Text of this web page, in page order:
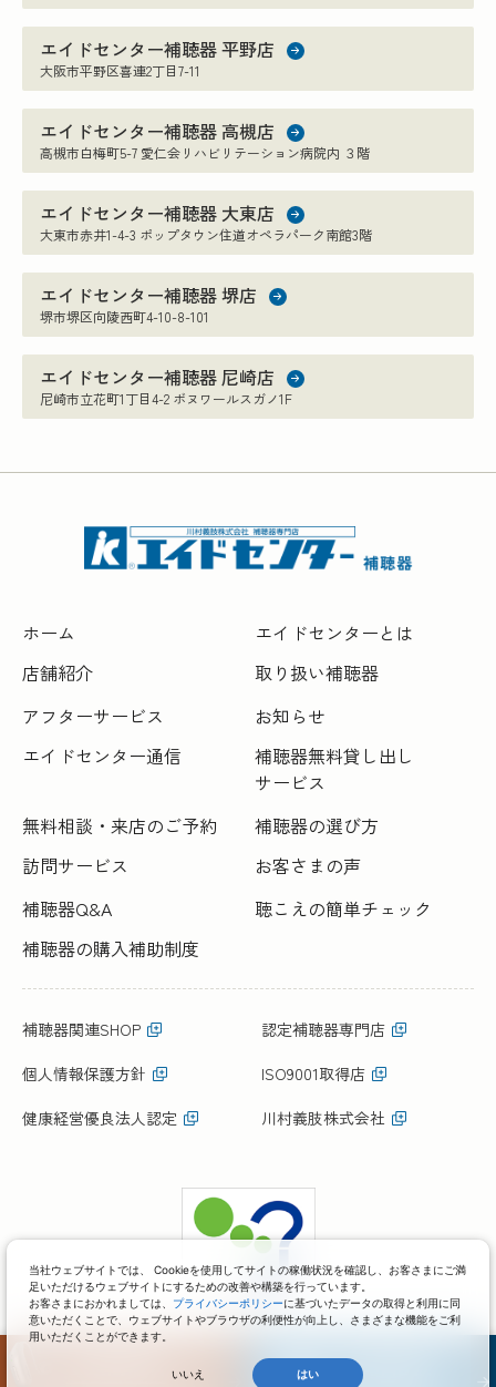
エイドセンター補聴器 平野店
大阪市平野区喜連2丁目7-11
エイドセンター補聴器 高槻店
高槻市白梅町5-7 愛仁会リハビリテーション病院内 ３階
エイドセンター補聴器 大東店
大東市赤井1-4-3 ポップタウン住道オペラパーク南館3階
エイドセンター補聴器 堺店
堺市堺区向陵西町4-10-8-101
エイドセンター補聴器 尼崎店
尼崎市立花町1丁目4-2 ボヌワールスガノ1F
ホーム
エイドセンターとは
店舗紹介
取り扱い補聴器
アフターサービス
お知らせ
エイドセンター通信
補聴器無料貸し出し
サービス
無料相談・来店のご予約
補聴器の選び方
訪問サービス
お客さまの声
補聴器Q&A
聴こえの簡単チェック
補聴器の購入補助制度
補聴器関連SHOP
認定補聴器専門店
個人情報保護方針
ISO9001取得店
健康経営優良法人認定
川村義肢株式会社
COPYRIGHT(C)KAWAMURA GISHI CO.,LTD. ALL RIGHTS RESERVED.
当社ウェブサイトでは、 Cookieを使用してサイトの稼働状況を確認し、お客さまにご満
足いただけるウェブサイトにするための改善や構築を行っています。
お客さまにおかれましては、 プライバシーポリシーに基づいたデータの取得と利用に同
意いただくことで、ウェブサイトやブラウザの利便性が向上し、さまざまな機能をご利
用いただくことができます。
いいえ はい